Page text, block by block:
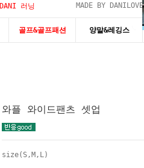
DANI 러닝 MADE BY DANILOVE
골프&골프패션 양말&레깅스
와플 와이드팬츠 셋업
size(S,M,L)